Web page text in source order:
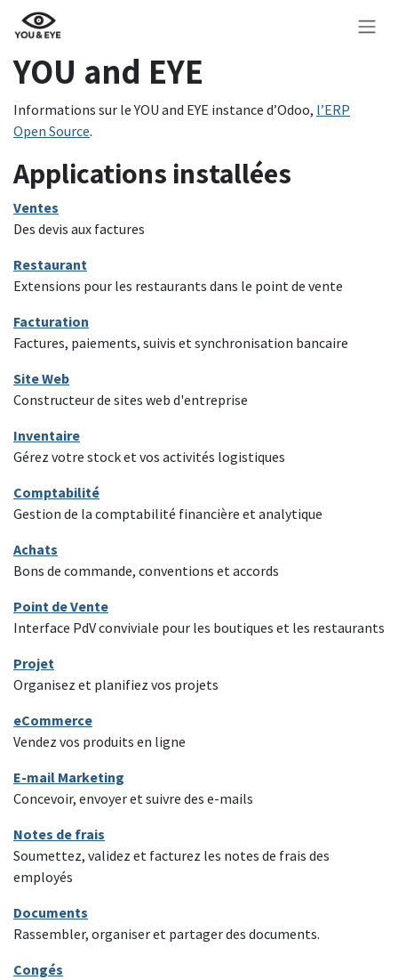
Se rendre au contenu
YOU and EYE
Informations sur le YOU and EYE instance d’Odoo, l’ERP
Open Source.
Applications installées
Ventes
Des devis aux factures
Restaurant
Extensions pour les restaurants dans le point de vente
Facturation
Factures, paiements, suivis et synchronisation bancaire
Site Web
Constructeur de sites web d'entreprise
Inventaire
Gérez votre stock et vos activités logistiques
Comptabilité
Gestion de la comptabilité financière et analytique
Achats
Bons de commande, conventions et accords
Point de Vente
Interface PdV conviviale pour les boutiques et les restaurants
Projet
Organisez et planifiez vos projets
eCommerce
Vendez vos produits en ligne
E-mail Marketing
Concevoir, envoyer et suivre des e-mails
Notes de frais
Soumettez, validez et facturez les notes de frais des
employés
Documents
Rassembler, organiser et partager des documents.
Congés